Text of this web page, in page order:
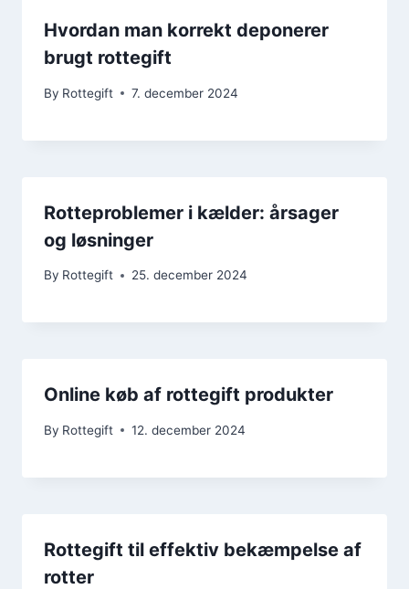
Hvordan man korrekt deponerer
brugt rottegift
By Rottegift 7. december 2024
Rotteproblemer i kælder: årsager
og løsninger
By Rottegift 25. december 2024
Online køb af rottegift produkter
By Rottegift 12. december 2024
Rottegift til effektiv bekæmpelse af
rotter